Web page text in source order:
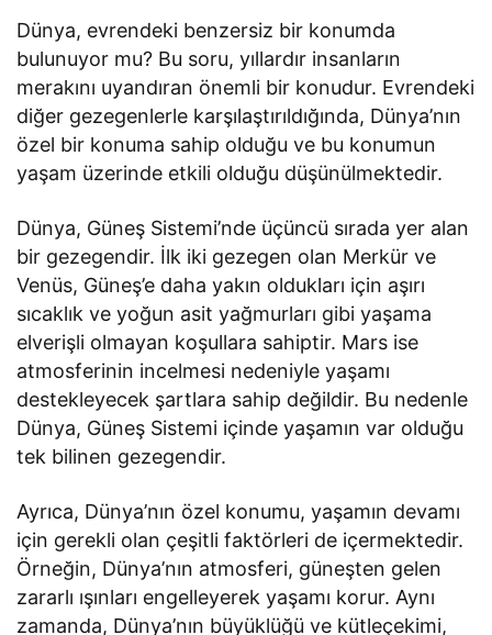
Dünya, evrendeki benzersiz bir konumda
bulunuyor mu? Bu soru, yıllardır insanların
merakını uyandıran önemli bir konudur. Evrendeki
diğer gezegenlerle karşılaştırıldığında, Dünya’nın
özel bir konuma sahip olduğu ve bu konumun
yaşam üzerinde etkili olduğu düşünülmektedir.
Dünya, Güneş Sistemi’nde üçüncü sırada yer alan
bir gezegendir. İlk iki gezegen olan Merkür ve
Venüs, Güneş’e daha yakın oldukları için aşırı
sıcaklık ve yoğun asit yağmurları gibi yaşama
elverişli olmayan koşullara sahiptir. Mars ise
atmosferinin incelmesi nedeniyle yaşamı
destekleyecek şartlara sahip değildir. Bu nedenle
Dünya, Güneş Sistemi içinde yaşamın var olduğu
tek bilinen gezegendir.
Ayrıca, Dünya’nın özel konumu, yaşamın devamı
için gerekli olan çeşitli faktörleri de içermektedir.
Örneğin, Dünya’nın atmosferi, güneşten gelen
zararlı ışınları engelleyerek yaşamı korur. Aynı
zamanda, Dünya’nın büyüklüğü ve kütleçekimi,